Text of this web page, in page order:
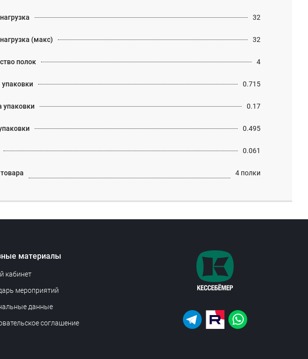
32
(макс) 32
полок 4
упаковки 0.715
упаковки 0.17
0.495
0.061
4 полки
материалы
кабинет
мероприятий
данные
соглашение